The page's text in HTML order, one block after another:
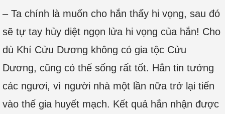
– Ta chính là muốn cho hắn thấy hi vọng, sau đó
sẽ tự tay hủy diệt ngọn lửa hi vọng của hắn! Cho
dù Khí Cửu Dương không có gia tộc Cửu
Dương, cũng có thể sống rất tốt. Hắn tin tưởng
các ngươi, vì người nhà một lần nữa trở lại tiến
vào thế gia huyết mạch. Kết quả hắn nhận được